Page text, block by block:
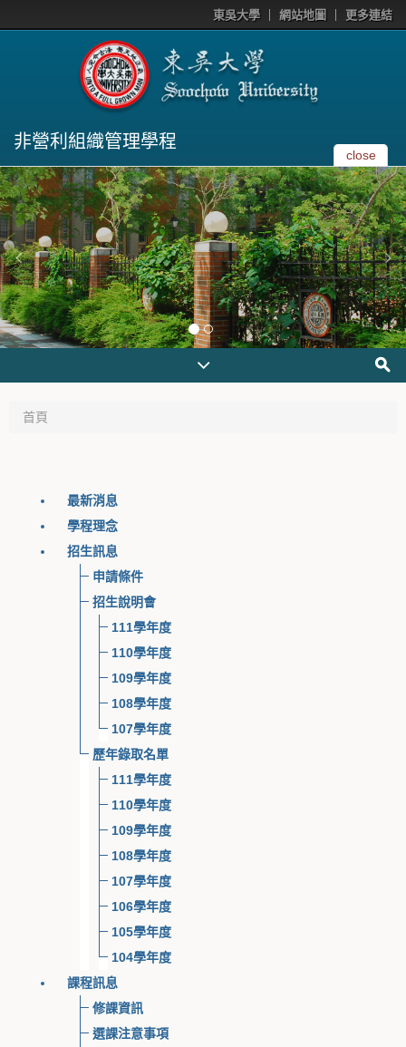
東吳大學 網站地圖 更多連結
非營利組織管理學程
close
首頁
最新消息
學程理念
招生訊息
申請條件
招生說明會
111學年度
110學年度
109學年度
108學年度
107學年度
歷年錄取名單
111學年度
110學年度
109學年度
108學年度
107學年度
106學年度
105學年度
104學年度
課程訊息
修課資訊
選課注意事項